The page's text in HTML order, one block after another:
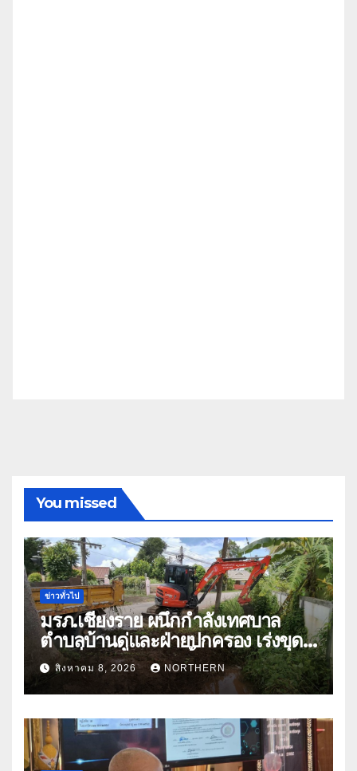
You missed
ข่าวทั่วไป
มรภ.เชียงราย ผนึกกำลังเทศบาล
ตำบลบ้านดู่และฝ่ายปกครอง เร่งขุด
ลอกสิ่งกีดขวางทางน้ำ ป้องกันและลด
ปัญหาน้ำท่วม
สิงหาคม 8, 2026 NORTHERN